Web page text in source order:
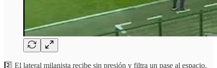
2️⃣ El lateral milanista recibe sin presión y filtra un pase al espacio.